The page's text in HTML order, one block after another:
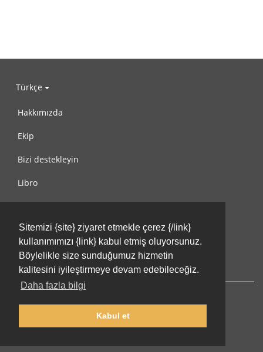
Sitemizi {site} ziyaret etmekle çerez {/link}
kullanımımızı {link} kabul etmiş oluyorsunuz.
Böylelikle size sunduğumuz hizmetin
kalitesini iyileştirmeye devam edebileceğiz.
Daha fazla bilgi
Kabul et
Türkçe
Hakkımızda
Ekip
Bizi destekleyin
Libro
Kullanım Koşulları
Bize ulaşın
© 2002-2026 lernu.net |Impressum